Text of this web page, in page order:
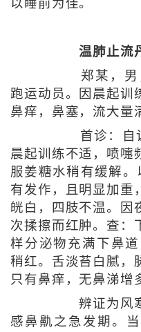
以睡前为佳。
温肺止流
郑某，男
跑运动员。因晨起训
鼻痒，鼻塞，流大量
首诊：自诉
晨起训练不适，喷嚏
服姜糖水稍有缓解
有发作，且明显加重
㿠白，四肢不温。因
次揉擦而红肿。查：
样分泌物充满下鼻
稍红。舌淡苔白腻，
只有鼻痒，无鼻涕增
辨证为风寒
感鼻鼽之急发期。